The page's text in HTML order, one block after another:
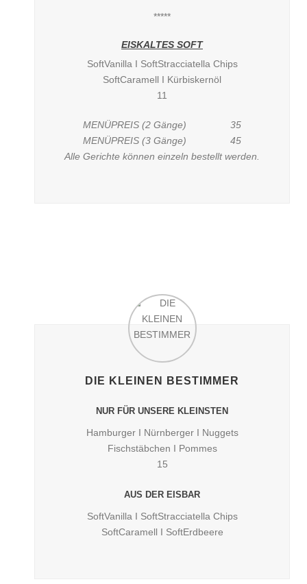
*****
EISKALTES SOFT
SoftVanilla I SoftStracciatella Chips
SoftCaramell I Kürbiskernöl
11
MENÜPREIS (2 Gänge) 35
MENÜPREIS (3 Gänge) 45
Alle Gerichte können einzeln bestellt werden.
DIE KLEINEN BESTIMMER
NUR FÜR UNSERE KLEINSTEN
Hamburger I Nürnberger I Nuggets
Fischstäbchen I Pommes
15
AUS DER EISBAR
SoftVanilla I SoftStracciatella Chips
SoftCaramell I SoftErdbeere